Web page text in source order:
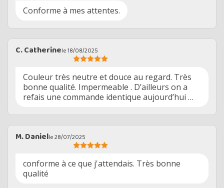
Conforme à mes attentes.
C. Catherinele 18/08/2025
Couleur très neutre et douce au regard. Très
bonne qualité. Impermeable . D’ailleurs on a
refais une commande identique aujourd’hui …
M. Danielle 28/07/2025
conforme à ce que j'attendais. Très bonne
qualité